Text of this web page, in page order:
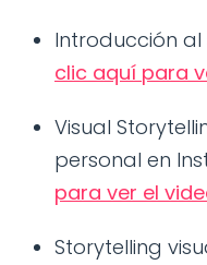
Introducción
clic aquí para
Visual
personal en
para ver el
Storytelling